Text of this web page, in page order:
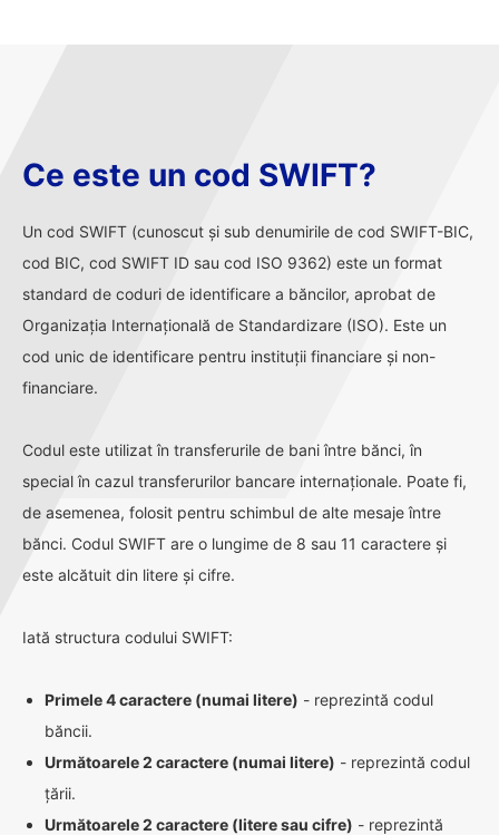
Ce este un cod SWIFT?
Un cod SWIFT (cunoscut și sub denumirile de cod SWIFT-BIC,
cod BIC, cod SWIFT ID sau cod ISO 9362) este un format
standard de coduri de identificare a băncilor, aprobat de
Organizația Internațională de Standardizare (ISO). Este un
cod unic de identificare pentru instituții financiare și non-
financiare.
Codul este utilizat în transferurile de bani între bănci, în
special în cazul transferurilor bancare internaționale. Poate fi,
de asemenea, folosit pentru schimbul de alte mesaje între
bănci. Codul SWIFT are o lungime de 8 sau 11 caractere și
este alcătuit din litere și cifre.
Iată structura codului SWIFT:
Primele 4 caractere (numai litere) - reprezintă codul
băncii.
Următoarele 2 caractere (numai litere) - reprezintă codul
țării.
Următoarele 2 caractere (litere sau cifre) - reprezintă